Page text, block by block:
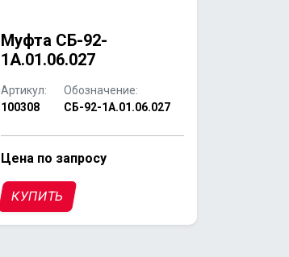
Муфта СБ-92-
1А.01.06.027
Артикул:
100308
Обозначение:
СБ-92-1А.01.06.027
Цена по запросу
КУПИТЬ